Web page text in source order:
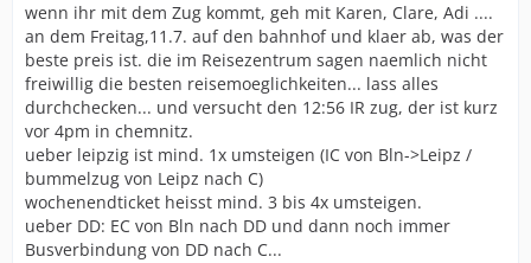
wenn ihr mit dem Zug kommt, geh mit Karen, Clare, Adi ....
an dem Freitag,11.7. auf den bahnhof und klaer ab, was der
beste preis ist. die im Reisezentrum sagen naemlich nicht
freiwillig die besten reisemoeglichkeiten... lass alles
durchchecken... und versucht den 12:56 IR zug, der ist kurz
vor 4pm in chemnitz.
ueber leipzig ist mind. 1x umsteigen (IC von Bln->Leipz /
bummelzug von Leipz nach C)
wochenendticket heisst mind. 3 bis 4x umsteigen.
ueber DD: EC von Bln nach DD und dann noch immer
Busverbindung von DD nach C...